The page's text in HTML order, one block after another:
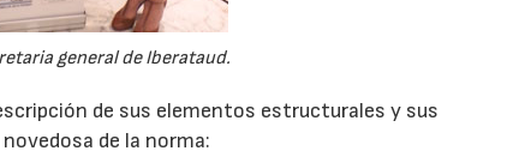
general de Iberataud.
de sus elementos estructurales y sus
de la norma: